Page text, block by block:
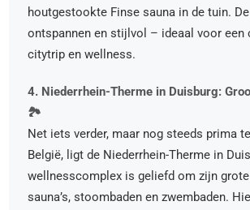
houtgestookte Finse sauna in de tuin.
ontspannen en stijlvol – ideaal voor een
citytrip en wellness.
4. Niederrhein-Therme in Duisburg:
🏞️
Net iets verder, maar nog steeds prima
België, ligt de Niederrhein-Therme in
wellnesscomplex is geliefd om zijn grote
sauna’s, stoombaden en zwembaden.